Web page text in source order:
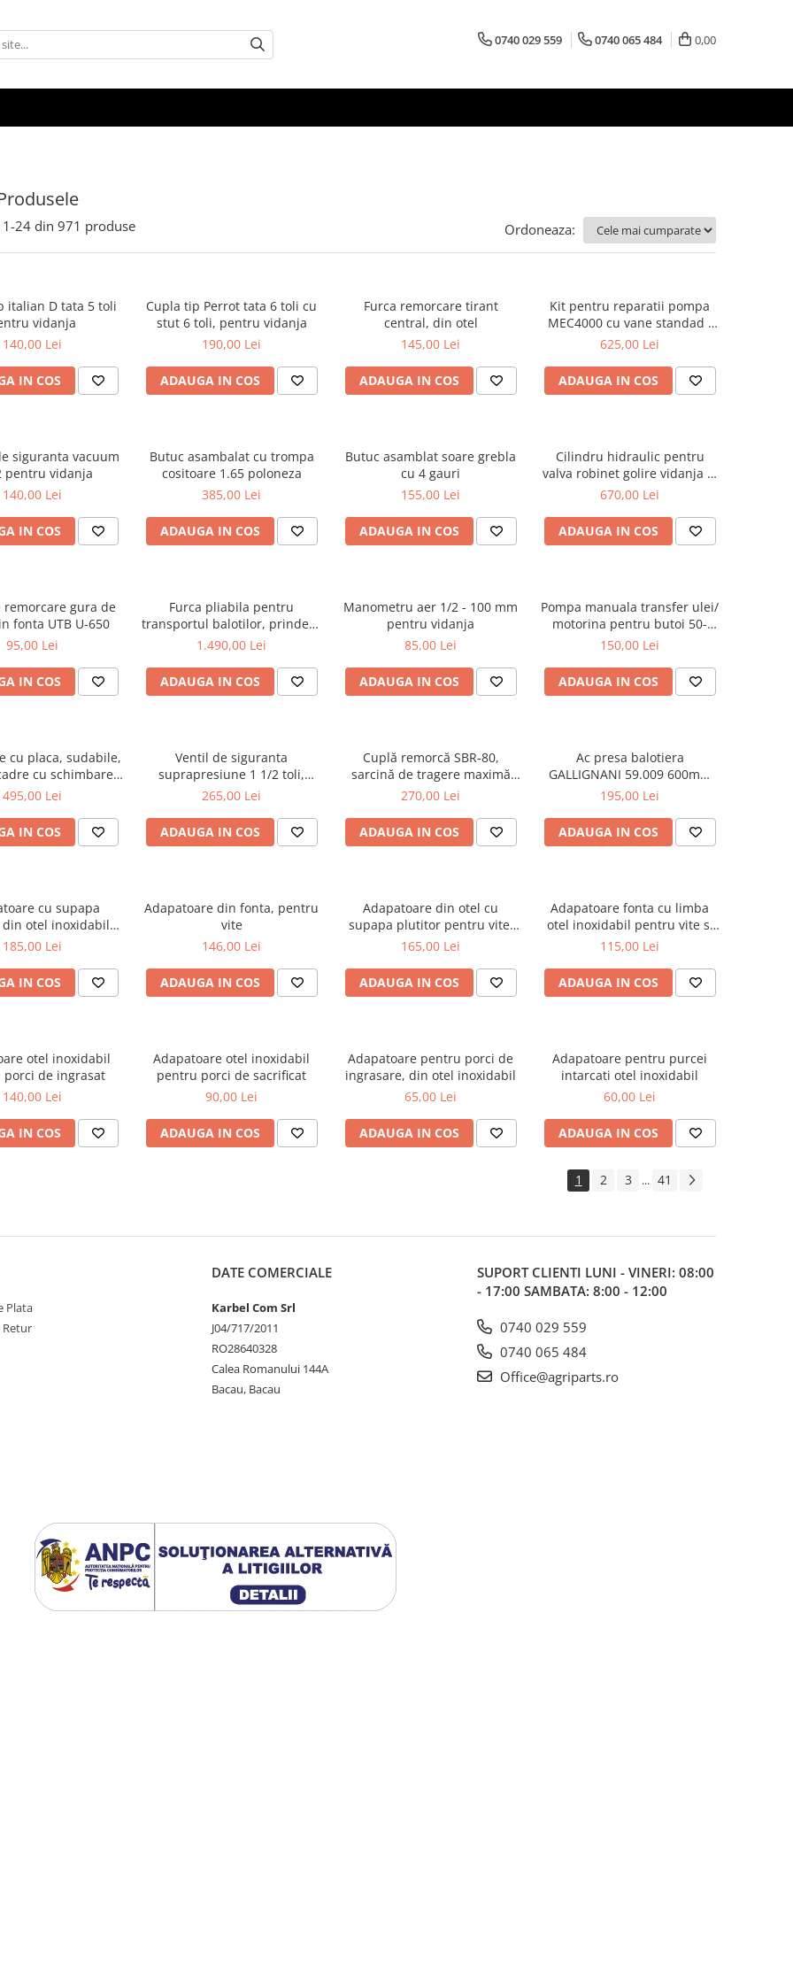
0740 029 559 0740 065 484 0,00
1-24 din 971 produse Ordoneaza:
italian D tata 5 toli
vidanja
140,00 Lei
IN COS
Cupla tip Perrot tata 6 toli cu
stut 6 toli, pentru vidanja
190,00 Lei
ADAUGA IN COS
Furca remorcare tirant
central, din otel
145,00 Lei
ADAUGA IN COS
Kit pentru reparatii pompa
MEC4000 cu vane standad -
Battioni Pagani
625,00 Lei
ADAUGA IN COS
siguranta vacuum
pentru vidanja
140,00 Lei
IN COS
Butuc asambalat cu trompa
cositoare 1.65 poloneza
385,00 Lei
ADAUGA IN COS
Butuc asamblat soare grebla
cu 4 gauri
155,00 Lei
ADAUGA IN COS
Cilindru hidraulic pentru
valva robinet golire vidanja 4,
5 sau 6 toli, cu dubla[...]
670,00 Lei
ADAUGA IN COS
remorcare gura de
fonta UTB U-650
95,00 Lei
IN COS
Furca pliabila pentru
transportul balotilor, prindere
in tiranti
1.490,00 Lei
ADAUGA IN COS
Manometru aer 1/2 - 100 mm
pentru vidanja
85,00 Lei
ADAUGA IN COS
Pompa manuala transfer ulei/
motorina pentru butoi 50-
200L
150,00 Lei
ADAUGA IN COS
cu placa, sudabile,
cu schimbare
Norm cupa/[...]
495,00 Lei
IN COS
Ventil de siguranta
suprapresiune 1 1/2 toli,
pentru vidanja
265,00 Lei
ADAUGA IN COS
Cuplă remorcă SBR-80,
sarcină de tragere maximă
8000 kg
270,00 Lei
ADAUGA IN COS
Ac presa balotiera
GALLIGNANI 59.009 600mm
fonta
195,00 Lei
ADAUGA IN COS
cu supapa
otel inoxidabil
cai, oi si capre
185,00 Lei
IN COS
Adapatoare din fonta, pentru
vite
146,00 Lei
ADAUGA IN COS
Adapatoare din otel cu
supapa plutitor pentru vite,
cai, oi si capre
165,00 Lei
ADAUGA IN COS
Adapatoare fonta cu limba
otel inoxidabil pentru vite si
cai
115,00 Lei
ADAUGA IN COS
otel inoxidabil
porci de ingrasat
140,00 Lei
IN COS
Adapatoare otel inoxidabil
pentru porci de sacrificat
90,00 Lei
ADAUGA IN COS
Adapatoare pentru porci de
ingrasare, din otel inoxidabil
65,00 Lei
ADAUGA IN COS
Adapatoare pentru purcei
intarcati otel inoxidabil
60,00 Lei
ADAUGA IN COS
1 2 3 ... 41
Plata
Retur
DATE COMERCIALE
Karbel Com Srl
J04/717/2011
RO28640328
Calea Romanului 144A
Bacau, Bacau
SUPORT CLIENTI LUNI - VINERI: 08:00
- 17:00 SAMBATA: 8:00 - 12:00
0740 029 559
0740 065 484
Office@agriparts.ro